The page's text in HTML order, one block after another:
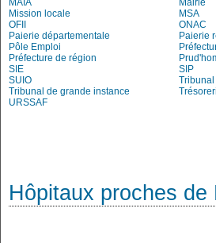
MAIA
Mairie
Mission locale
MSA
OFII
ONAC
Paierie départementale
Paierie
Pôle Emploi
Préfecture de région
SIE
SIP
SUIO
Tribunal de grande instance
URSSAF
Hôpitaux proches de